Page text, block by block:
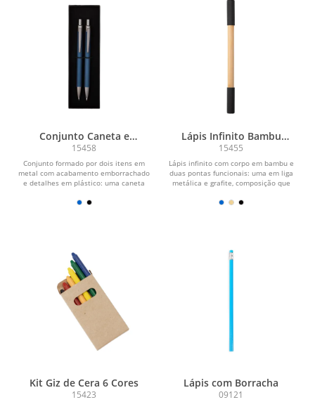
Conjunto Caneta e
Lapiseira Metal
15458
Conjunto formado por dois itens em
metal com acabamento emborrachado
e detalhes em plástico: uma caneta
Lápis Infinito Bambu
Multifuncional
15455
Lápis infinito com corpo em bambu e
duas pontas funcionais: uma em liga
metálica e grafite, composição que
Kit Giz de Cera 6 Cores
15423
Lápis com Borracha
09121